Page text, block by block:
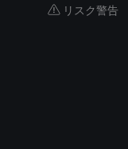
リスク警告